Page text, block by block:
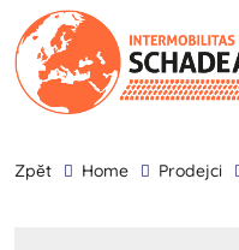
zpĕt Home Prodejci